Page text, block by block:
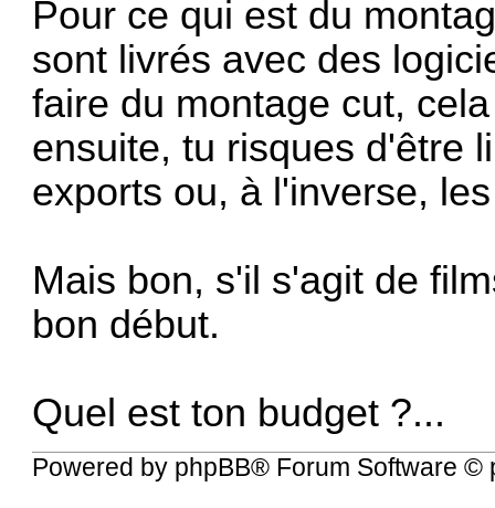
Pour ce qui est du
sont livrés avec des
faire du montage cut,
ensuite, tu risques d'être
exports ou, à l'inverse,
Mais bon, s'il s'agit de
bon début.
Quel est ton budget ?...
Powered by phpBB® Forum Software ©